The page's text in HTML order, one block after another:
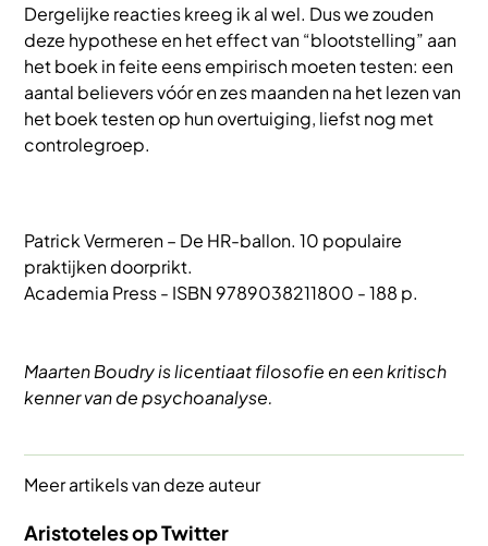
Dergelijke reacties kreeg ik al wel. Dus we zouden
deze hypothese en het effect van “blootstelling” aan
het boek in feite eens empirisch moeten testen: een
aantal believers vóór en zes maanden na het lezen van
het boek testen op hun overtuiging, liefst nog met
controlegroep.
Patrick Vermeren – De HR-ballon. 10 populaire
praktijken doorprikt.
Academia Press - ISBN 9789038211800 - 188 p.
Maarten Boudry is licentiaat filosofie en een kritisch
kenner van de psychoanalyse.
Meer artikels van deze auteur
Aristoteles op Twitter